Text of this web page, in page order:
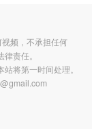
频，不承担任何
责任。
将第一时间处理。